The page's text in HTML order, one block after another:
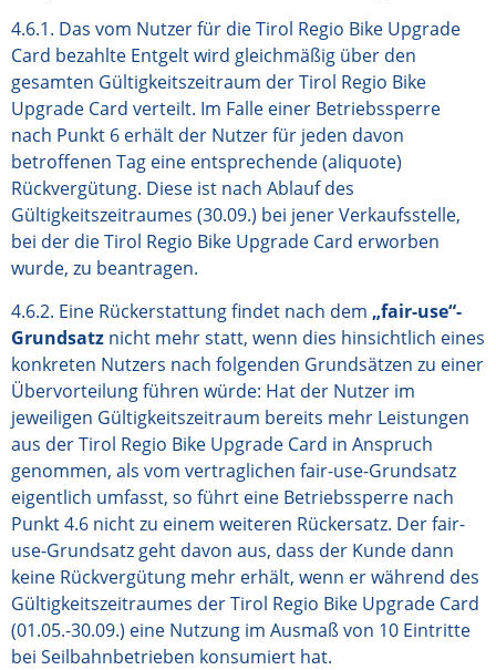
4.6.1. Das vom Nutzer für die Tirol Regio Bike Upgrade
Card bezahlte Entgelt wird gleichmäßig über den
gesamten Gültigkeitszeitraum der Tirol Regio Bike
Upgrade Card verteilt. Im Falle einer Betriebssperre
nach Punkt 6 erhält der Nutzer für jeden davon
betroffenen Tag eine entsprechende (aliquote)
Rückvergütung. Diese ist nach Ablauf des
Gültigkeitszeitraumes (30.09.) bei jener Verkaufsstelle,
bei der die Tirol Regio Bike Upgrade Card erworben
wurde, zu beantragen.
4.6.2. Eine Rückerstattung findet nach dem „fair-use“-
Grundsatz nicht mehr statt, wenn dies hinsichtlich eines
konkreten Nutzers nach folgenden Grundsätzen zu einer
Übervorteilung führen würde: Hat der Nutzer im
jeweiligen Gültigkeitszeitraum bereits mehr Leistungen
aus der Tirol Regio Bike Upgrade Card in Anspruch
genommen, als vom vertraglichen fair-use-Grundsatz
eigentlich umfasst, so führt eine Betriebssperre nach
Punkt 4.6 nicht zu einem weiteren Rückersatz. Der fair-
use-Grundsatz geht davon aus, dass der Kunde dann
keine Rückvergütung mehr erhält, wenn er während des
Gültigkeitszeitraumes der Tirol Regio Bike Upgrade Card
(01.05.-30.09.) eine Nutzung im Ausmaß von 10 Eintritte
bei Seilbahnbetrieben konsumiert hat.